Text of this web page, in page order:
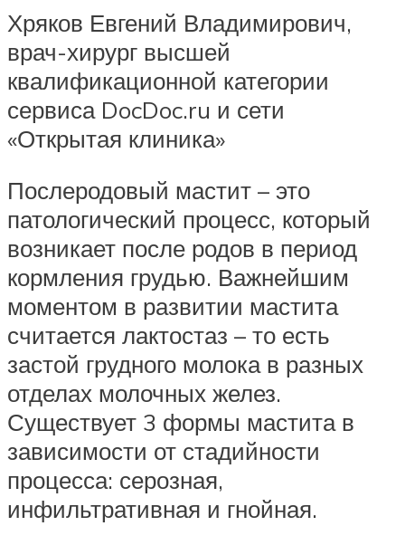
Хряков Евгений Владимирович,
врач-хирург высшей
квалификационной категории
сервиса DocDoc.ru и сети
«Открытая клиника»
Послеродовый мастит – это
патологический процесс, который
возникает после родов в период
кормления грудью. Важнейшим
моментом в развитии мастита
считается лактостаз – то есть
застой грудного молока в разных
отделах молочных желез.
Существует 3 формы мастита в
зависимости от стадийности
процесса: серозная,
инфильтративная и гнойная.